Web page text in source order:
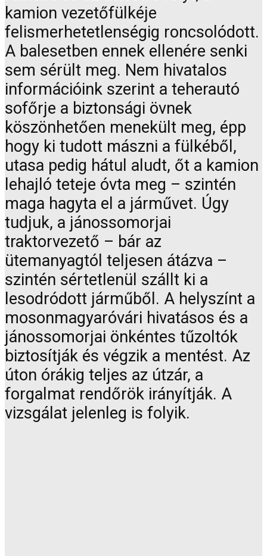
kamion vezetőfülkéje
felismerhetetlenségig roncsolódott.
A balesetben ennek ellenére senki
sem sérült meg. Nem hivatalos
információink szerint a teherautó
sofőrje a biztonsági övnek
köszönhetően menekült meg, épp
hogy ki tudott mászni a fülkéből,
utasa pedig hátul aludt, őt a kamion
lehajló teteje óvta meg – szintén
maga hagyta el a járművet. Úgy
tudjuk, a jánossomorjai
traktorvezető – bár az
ütemanyagtól teljesen átázva –
szintén sértetlenül szállt ki a
lesodródott járműből. A helyszínt a
mosonmagyaróvári hivatásos és a
jánossomorjai önkéntes tűzoltók
biztosítják és végzik a mentést. Az
úton órákig teljes az útzár, a
forgalmat rendőrök irányítják. A
vizsgálat jelenleg is folyik.